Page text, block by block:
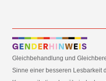
Gleichbehandlung und
Sinne einer besseren Lesbarkeit